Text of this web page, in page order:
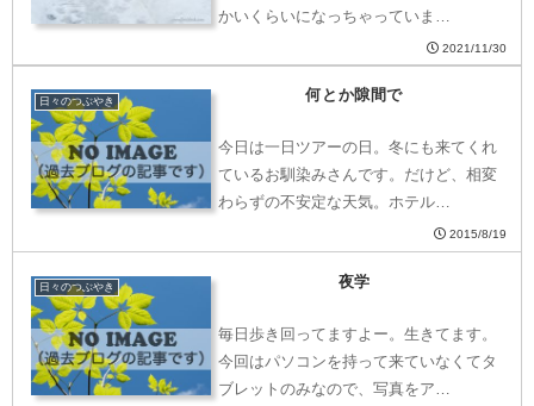
かいくらいになっちゃっていま…
2021/11/30
日々のつぶやき 何とか隙間で
今日は一日ツアーの日。冬にも来てくれ
ているお馴染みさんです。だけど、相変
わらずの不安定な天気。ホテル…
2015/8/19
日々のつぶやき 夜学
毎日歩き回ってますよー。生きてます。
今回はパソコンを持って来ていなくてタ
ブレットのみなので、写真をア…